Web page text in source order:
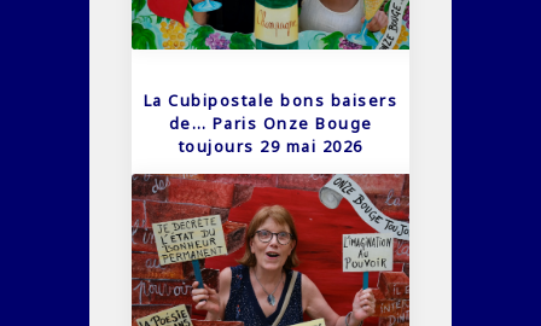
La Cubipostale bons baisers
de… Paris Onze Bouge
toujours 29 mai 2026